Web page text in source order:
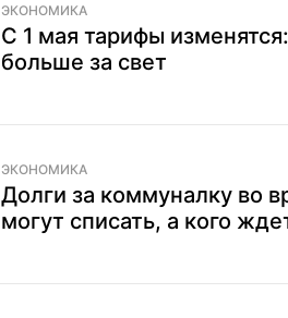
ЭКОНОМИКА
С 1 мая тарифы
больше за свет
ЭКОНОМИКА
Долги за коммуналку во
могут списать, а кого